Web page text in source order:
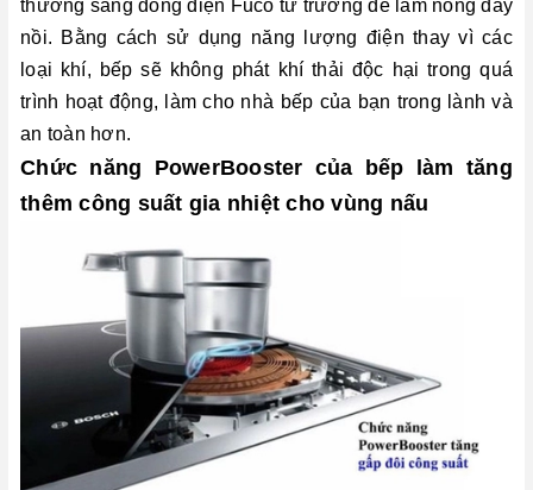
thường sang dòng điện Fuco từ trường để làm nóng đáy
nồi. Bằng cách sử dụng năng lượng điện thay vì các
loại khí, bếp sẽ không phát khí thải độc hại trong quá
trình hoạt động, làm cho nhà bếp của bạn trong lành và
an toàn hơn.
Chức năng PowerBooster của bếp làm tăng
thêm công suất gia nhiệt cho vùng nấu